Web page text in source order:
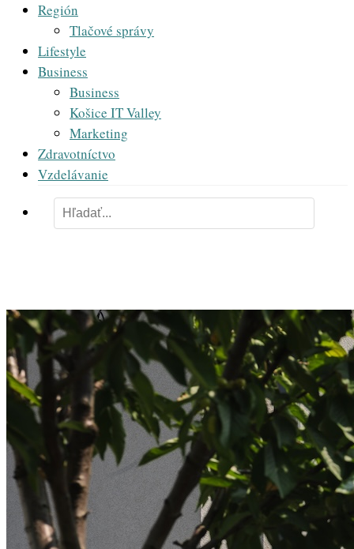
Región
Tlačové správy
Lifestyle
Business
Business
Košice IT Valley
Marketing
Zdravotníctvo
Vzdelávanie